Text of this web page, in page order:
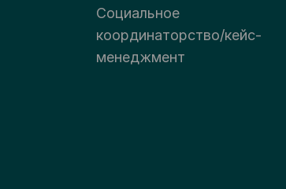
Социальное
координаторство/кейс-
менеджмент